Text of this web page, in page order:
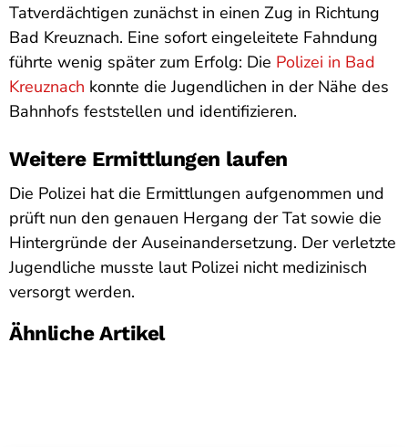
Tatverdächtigen zunächst in einen Zug in Richtung
Bad Kreuznach. Eine sofort eingeleitete Fahndung
führte wenig später zum Erfolg: Die Polizei in Bad
Kreuznach konnte die Jugendlichen in der Nähe des
Bahnhofs feststellen und identifizieren.
Weitere Ermittlungen laufen
Die Polizei hat die Ermittlungen aufgenommen und
prüft nun den genauen Hergang der Tat sowie die
Hintergründe der Auseinandersetzung. Der verletzte
Jugendliche musste laut Polizei nicht medizinisch
versorgt werden.
Ähnliche Artikel